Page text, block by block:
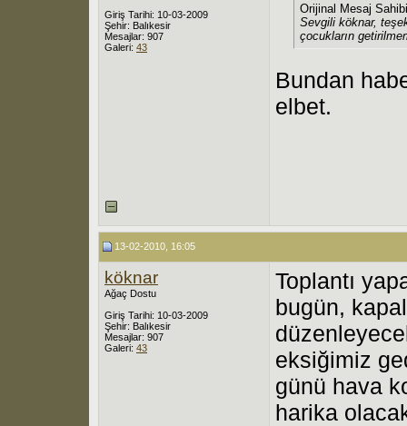
Giriş Tarihi: 10-03-2009
Şehir: Balıkesir
Mesajlar: 907
Galeri: 43
Orijinal Mesaj
Sevgili köknar,
çocukların
Bundan
elbet.
13-02-2010, 16:05
köknar
Ağaç Dostu
Giriş Tarihi: 10-03-2009
Şehir: Balıkesir
Mesajlar: 907
Galeri: 43
Toplantı
bugün,
eksiğimiz
günü hava
harika